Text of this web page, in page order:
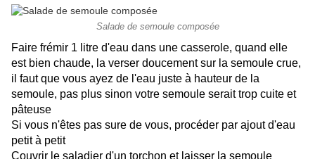
Salade de semoule composée
Faire frémir 1 litre d'eau dans une casserole, quand elle
est bien chaude, la verser doucement sur la semoule crue,
il faut que vous ayez de l'eau juste à hauteur de la
semoule, pas plus sinon votre semoule serait trop cuite et
pâteuse
Si vous n'êtes pas sure de vous, procéder par ajout d'eau
petit à petit
Couvrir le saladier d'un torchon et laisser la semoule